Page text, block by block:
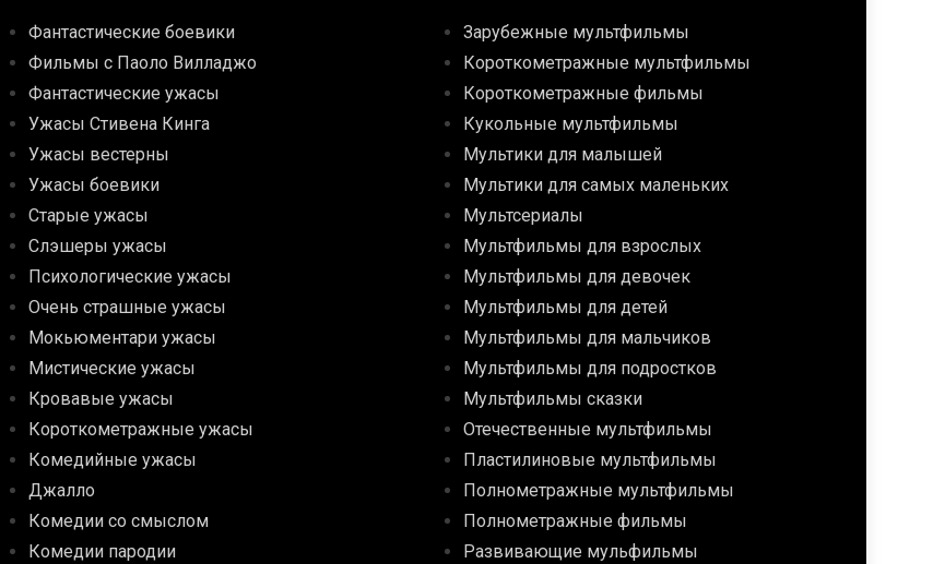
Фантастические боевики
Фильмы с Паоло Вилладжо
Фантастические ужасы
Ужасы Стивена Кинга
Ужасы вестерны
Ужасы боевики
Старые ужасы
Слэшеры ужасы
Психологические ужасы
Очень страшные ужасы
Мокьюментари ужасы
Мистические ужасы
Кровавые ужасы
Короткометражные ужасы
Комедийные ужасы
Джалло
Комедии со смыслом
Комедии пародии
Зарубежные мультфильмы
Короткометражные мультфильмы
Короткометражные фильмы
Кукольные мультфильмы
Мультики для малышей
Мультики для самых маленьких
Мультсериалы
Мультфильмы для взрослых
Мультфильмы для девочек
Мультфильмы для детей
Мультфильмы для мальчиков
Мультфильмы для подростков
Мультфильмы сказки
Отечественные мультфильмы
Пластилиновые мультфильмы
Полнометражные мультфильмы
Полнометражные фильмы
Развивающие мульфильмы